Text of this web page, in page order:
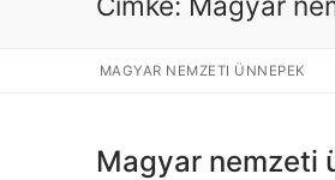
MAGYAR NEMZETI ÜNNEPEK
Magyar nemzeti